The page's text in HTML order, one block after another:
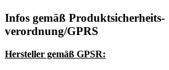
Infos gemäß Produktsicherheits-
verordnung/GPRS
Hersteller gemäß GPSR: